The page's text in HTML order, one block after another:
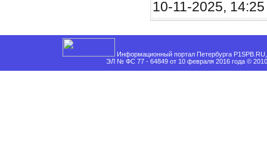
10-11-2025,
Информационный портал Петербурга
ЭЛ № ФС 77 - 64849 от 10 февраля 2016 года ©